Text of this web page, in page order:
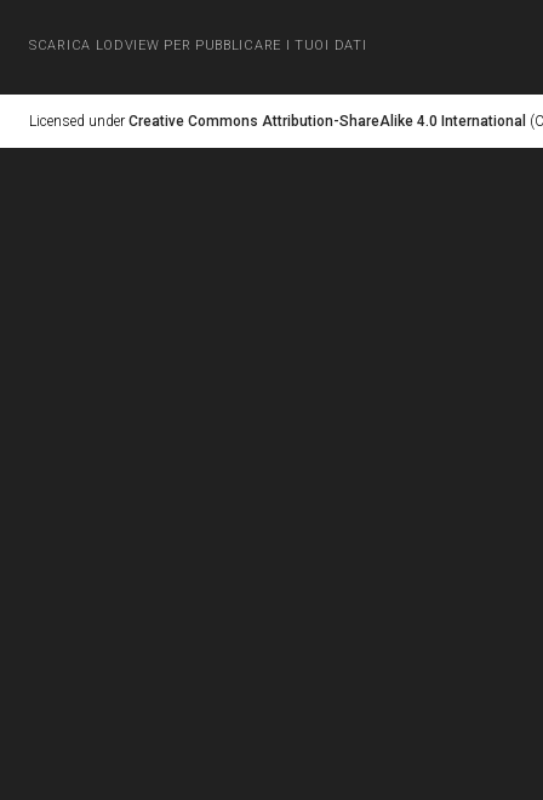
SCARICA LODVIEW PER PUBBLICARE I TUOI DATI
Licensed under Creative Commons Attribution-ShareAlike 4.0 International